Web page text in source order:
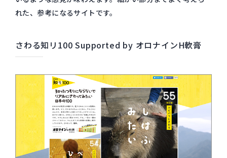
れた、参考になるサイトです。
さわる知リ100 Supported by オロナインH軟膏